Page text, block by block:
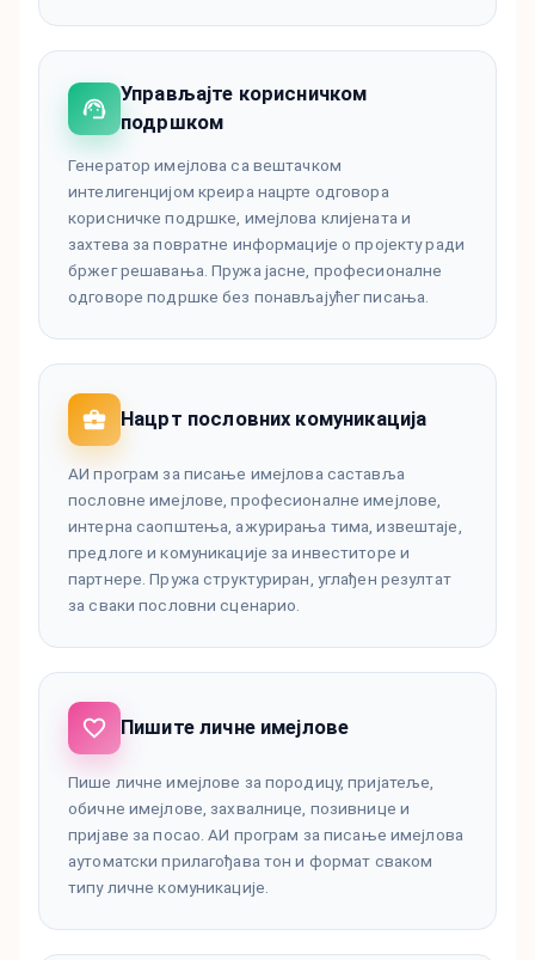
Управљајте корисничком
подршком
Генератор имејлова са вештачком
интелигенцијом креира нацрте одговора
корисничке подршке, имејлова клијената и
захтева за повратне информације о пројекту ради
бржег решавања. Пружа јасне, професионалне
одговоре подршке без понављајућег писања.
Нацрт пословних комуникација
АИ програм за писање имејлова саставља
пословне имејлове, професионалне имејлове,
интерна саопштења, ажурирања тима, извештаје,
предлоге и комуникације за инвеститоре и
партнере. Пружа структуриран, углађен резултат
за сваки пословни сценарио.
Пишите личне имејлове
Пише личне имејлове за породицу, пријатеље,
обичне имејлове, захвалнице, позивнице и
пријаве за посао. АИ програм за писање имејлова
аутоматски прилагођава тон и формат сваком
типу личне комуникације.